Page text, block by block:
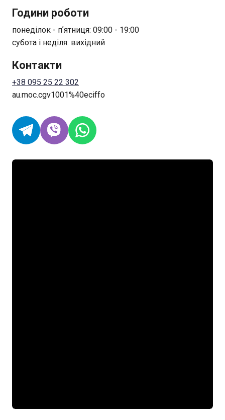
Години роботи
понеділок - пʼятниця: 09:00 - 19:00
субота і неділя: вихідний
Контакти
+38 095 25 22 302
au.moc.cgv1001%40eciffo